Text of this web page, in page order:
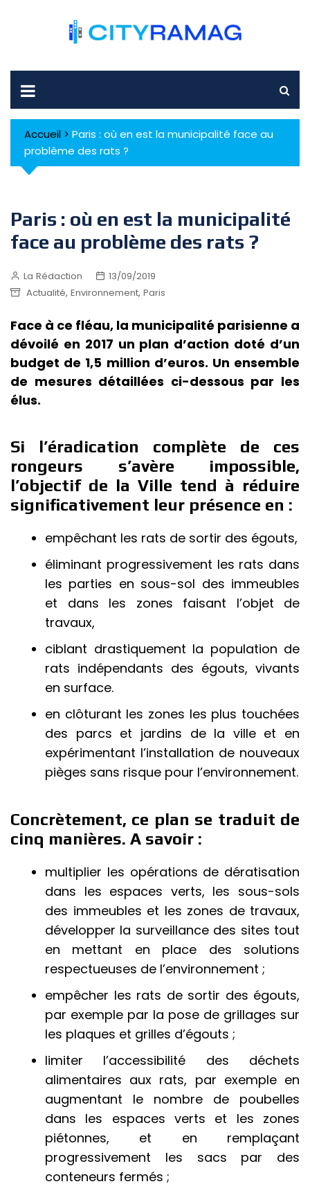
Accueil > Paris : où en est la municipalité face au
problème des rats ?
Paris : où en est la municipalité
face au problème des rats ?
La Rédaction
13/09/2019
Actualité, Environnement, Paris
Face à ce fléau, la municipalité parisienne a
dévoilé en 2017 un plan d’action doté d’un
budget de 1,5 million d’euros. Un ensemble
de mesures détaillées ci-dessous par les
élus.
Si l’éradication complète de ces
rongeurs s’avère impossible,
l’objectif de la Ville tend à réduire
significativement leur présence en :
empêchant les rats de sortir des égouts,
éliminant progressivement les rats dans
les parties en sous-sol des immeubles
et dans les zones faisant l’objet de
travaux,
ciblant drastiquement la population de
rats indépendants des égouts, vivants
en surface.
en clôturant les zones les plus touchées
des parcs et jardins de la ville et en
expérimentant l’installation de nouveaux
pièges sans risque pour l’environnement.
Concrètement, ce plan se traduit de
cinq manières. A savoir :
multiplier les opérations de dératisation
dans les espaces verts, les sous-sols
des immeubles et les zones de travaux,
développer la surveillance des sites tout
en mettant en place des solutions
respectueuses de l’environnement ;
empêcher les rats de sortir des égouts,
par exemple par la pose de grillages sur
les plaques et grilles d’égouts ;
limiter l’accessibilité des déchets
alimentaires aux rats, par exemple en
augmentant le nombre de poubelles
dans les espaces verts et les zones
piétonnes, et en remplaçant
progressivement les sacs par des
conteneurs fermés ;